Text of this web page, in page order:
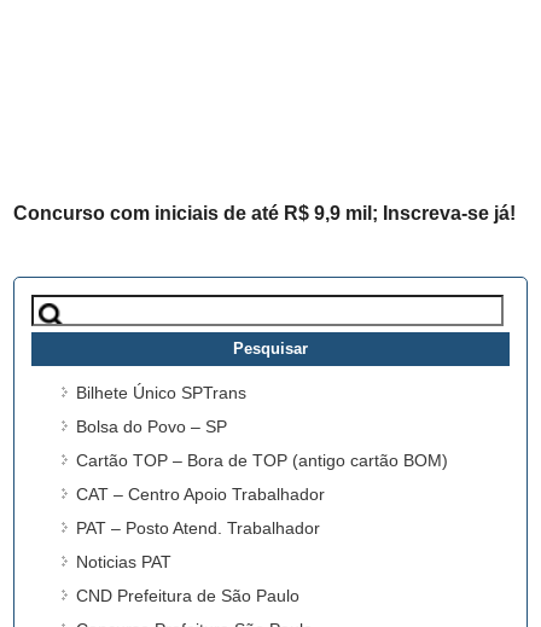
Concurso com iniciais de até R$ 9,9 mil; Inscreva-se já!
Pesquisar
por:
Bilhete Único SPTrans
Bolsa do Povo – SP
Cartão TOP – Bora de TOP (antigo cartão BOM)
CAT – Centro Apoio Trabalhador
PAT – Posto Atend. Trabalhador
Noticias PAT
CND Prefeitura de São Paulo